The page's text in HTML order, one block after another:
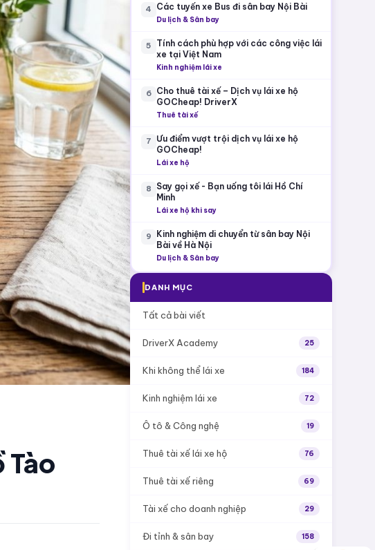
Tào
4 Các tuyến xe Bus đi sân bay Nội Bài
Du lịch & Sân bay
5
Tính cách phù hợp với các công việc lái
xe tại Việt Nam
Kinh nghiệm lái xe
6
Cho thuê tài xế – Dịch vụ lái xe hộ
GOCheap! DriverX
Thuê tài xế
7
Ưu điểm vượt trội dịch vụ lái xe hộ
GOCheap!
Lái xe hộ
8
Say gọi xế - Bạn uống tôi lái Hồ Chí
Minh
Lái xe hộ khi say
9
Kinh nghiệm di chuyển từ sân bay Nội
Bài về Hà Nội
Du lịch & Sân bay
DANH MỤC
Tất cả bài viết
DriverX Academy 25
Khi không thể lái xe 184
Kinh nghiệm lái xe 72
Ô tô & Công nghệ 19
Thuê tài xế lái xe hộ 76
Thuê tài xế riêng 69
Tài xế cho doanh nghiệp 29
Đi tỉnh & sân bay 158